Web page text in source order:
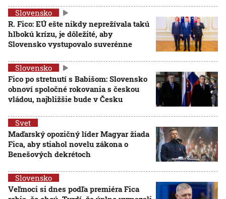
Slovensko
R. Fico: EÚ ešte nikdy neprežívala takú
hlbokú krízu, je dôležité, aby
Slovensko vystupovalo suverénne
Slovensko
Fico po stretnutí s Babišom: Slovensko
obnoví spoločné rokovania s českou
vládou, najbližšie bude v Česku
Svet
Maďarský opozičný líder Magyar žiada
Fica, aby stiahol novelu zákona o
Benešových dekrétoch
Slovensko
Veľmoci si dnes podľa premiéra Fica